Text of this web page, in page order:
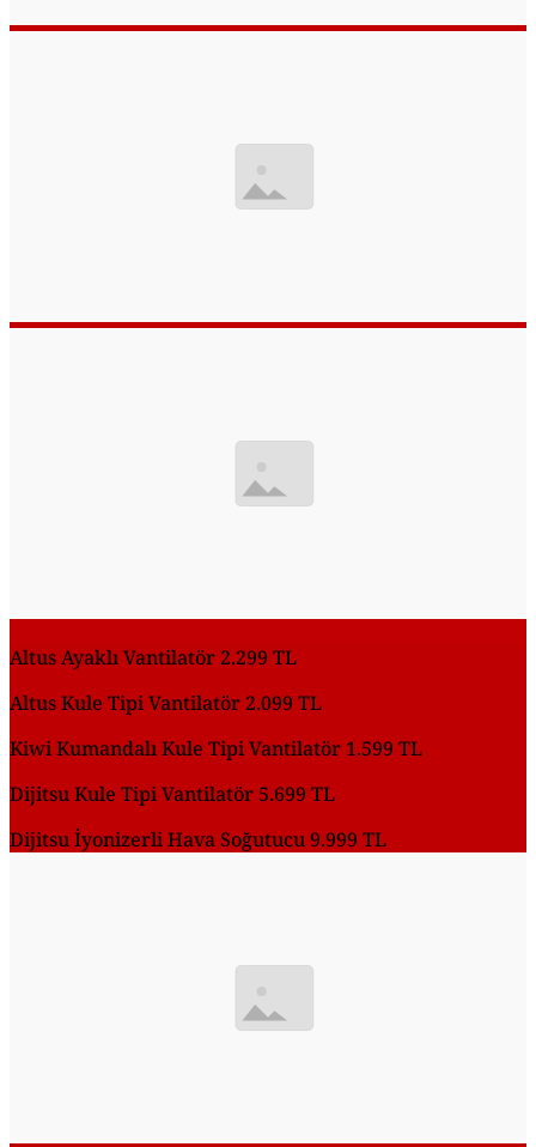
Altus Ayaklı Vantilatör 2.299 TL
Altus Kule Tipi Vantilatör 2.099 TL
Kiwi Kumandalı Kule Tipi Vantilatör 1.599 TL
Dijitsu Kule Tipi Vantilatör 5.699 TL
Dijitsu İyonizerli Hava Soğutucu 9.999 TL